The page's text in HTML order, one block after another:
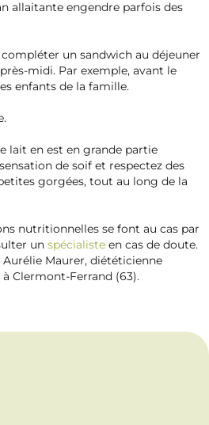
allaitante engendre parfois des
un sandwich au déjeuner
midi. Par exemple, avant le
enfants de la famille.
lait en est en grande partie
de soif et respectez des
gorgées, tout au long de la
nutritionnelles se font au cas par
un spécialisteen cas de doute.
Maurer, diététicienne
Clermont-Ferrand (63).